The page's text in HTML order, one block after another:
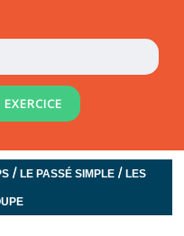
/LE PASSÉ SIMPLE /LES